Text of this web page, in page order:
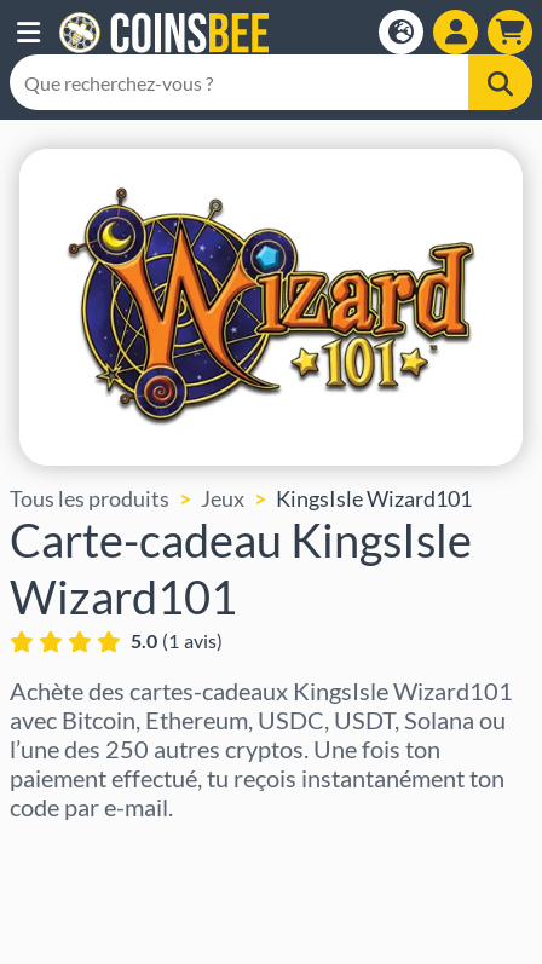
Tous les produits Jeux KingsIsle Wizard101
Carte-cadeau KingsIsle
Wizard101
5.0 (1 avis)
Achète des cartes-cadeaux KingsIsle Wizard101
avec Bitcoin, Ethereum, USDC, USDT, Solana ou
l’une des 250 autres cryptos. Une fois ton
paiement effectué, tu reçois instantanément ton
code par e-mail.